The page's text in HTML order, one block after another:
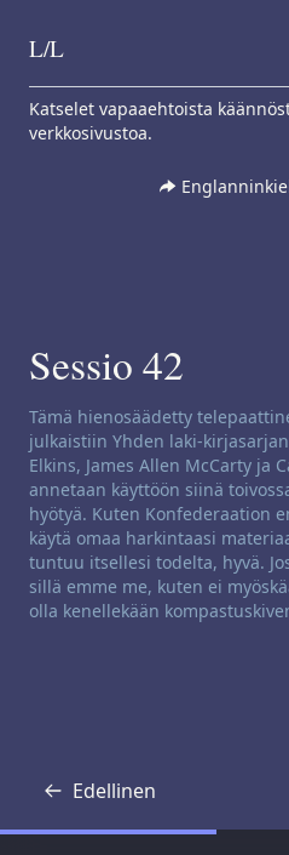
Skip to content
L/L
Katselet vapaaehtoista
verkkosivustoa.
Sessio 42
Kanavoinnin
Tämä hienosäädetty
julkaistiin Yhden laki-
Elkins, James Allen McCarty ja
annetaan käyttöön siinä
hyötyä. Kuten Konfederaation
käytä omaa harkintaasi
tuntuu itsellesi todelta, hyvä.
sillä emme me, kuten ei
olla kenellekään
Edellinen
Transkriptio